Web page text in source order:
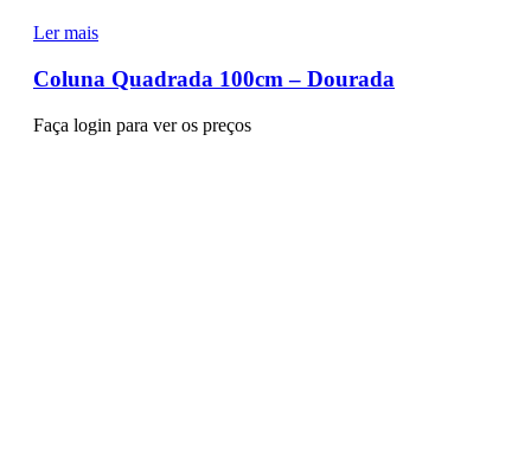
Ler mais
Coluna Quadrada 100cm – Dourada
Faça login para ver os preços